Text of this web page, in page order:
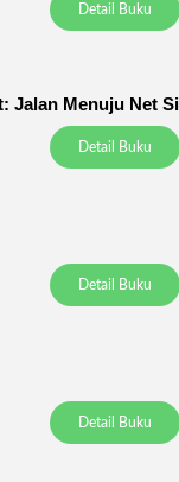
Detail Buku
Jalan Menuju Net
Detail Buku
Detail Buku
Detail Buku